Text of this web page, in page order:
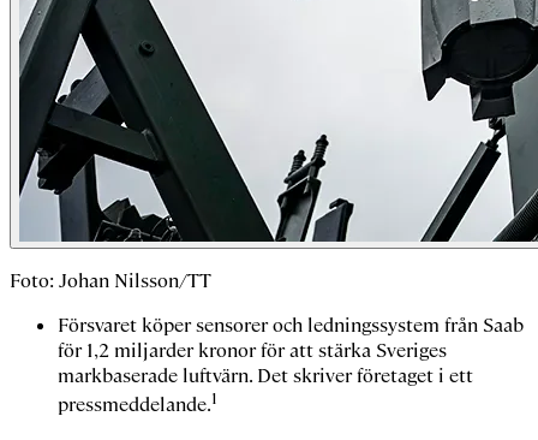
Foto: Johan Nilsson/TT
Försvaret köper sensorer och ledningssystem från Saab
för 1,2 miljarder kronor för att stärka Sveriges
markbaserade luftvärn. Det skriver företaget i ett
pressmeddelande.1